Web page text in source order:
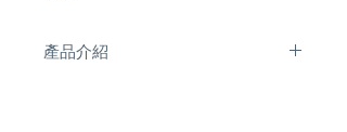
產品介紹